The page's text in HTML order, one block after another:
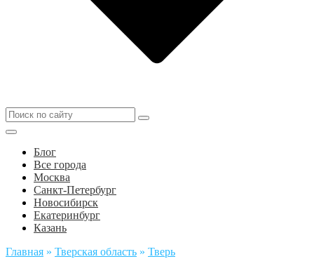
Блог
Все города
Москва
Санкт-Петербург
Новосибирск
Екатеринбург
Казань
Главная » Тверская область » Тверь